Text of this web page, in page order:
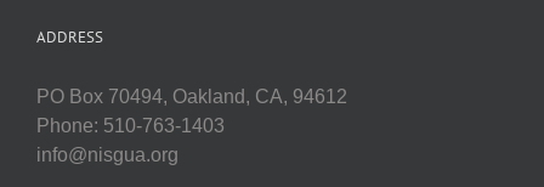
ADDRESS
PO Box 70494, Oakland, CA, 94612
Phone: 510-763-1403
info@nisgua.org